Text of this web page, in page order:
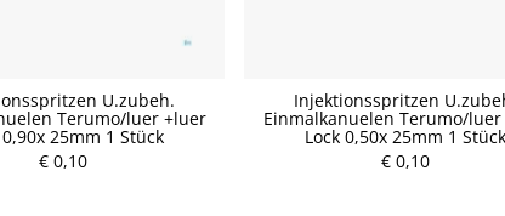
U.zubeh.
Terumo/luer +luer
0,90x 25mm 1 Stück
€ 0,10
Injektionsspritzen
Einmalkanuelen Terumo/
Lock 0,50x 25mm 1 Stück
€ 0,10
P
r
e
P
r